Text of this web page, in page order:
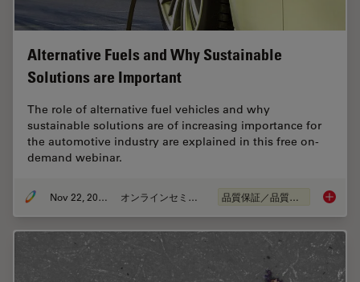
Alternative Fuels and Why Sustainable
Solutions are Important
The role of alternative fuel vehicles and why
sustainable solutions are of increasing importance for
the automotive industry are explained in this free on-
demand webinar.
Nov 22, 2022 オンラインセミナー 品質保証／品質管理